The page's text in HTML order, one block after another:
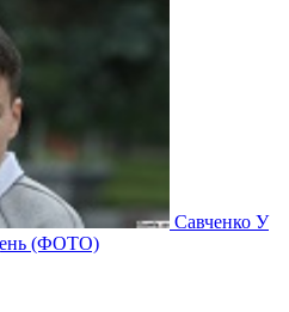
Савченко У
(ФОТО)